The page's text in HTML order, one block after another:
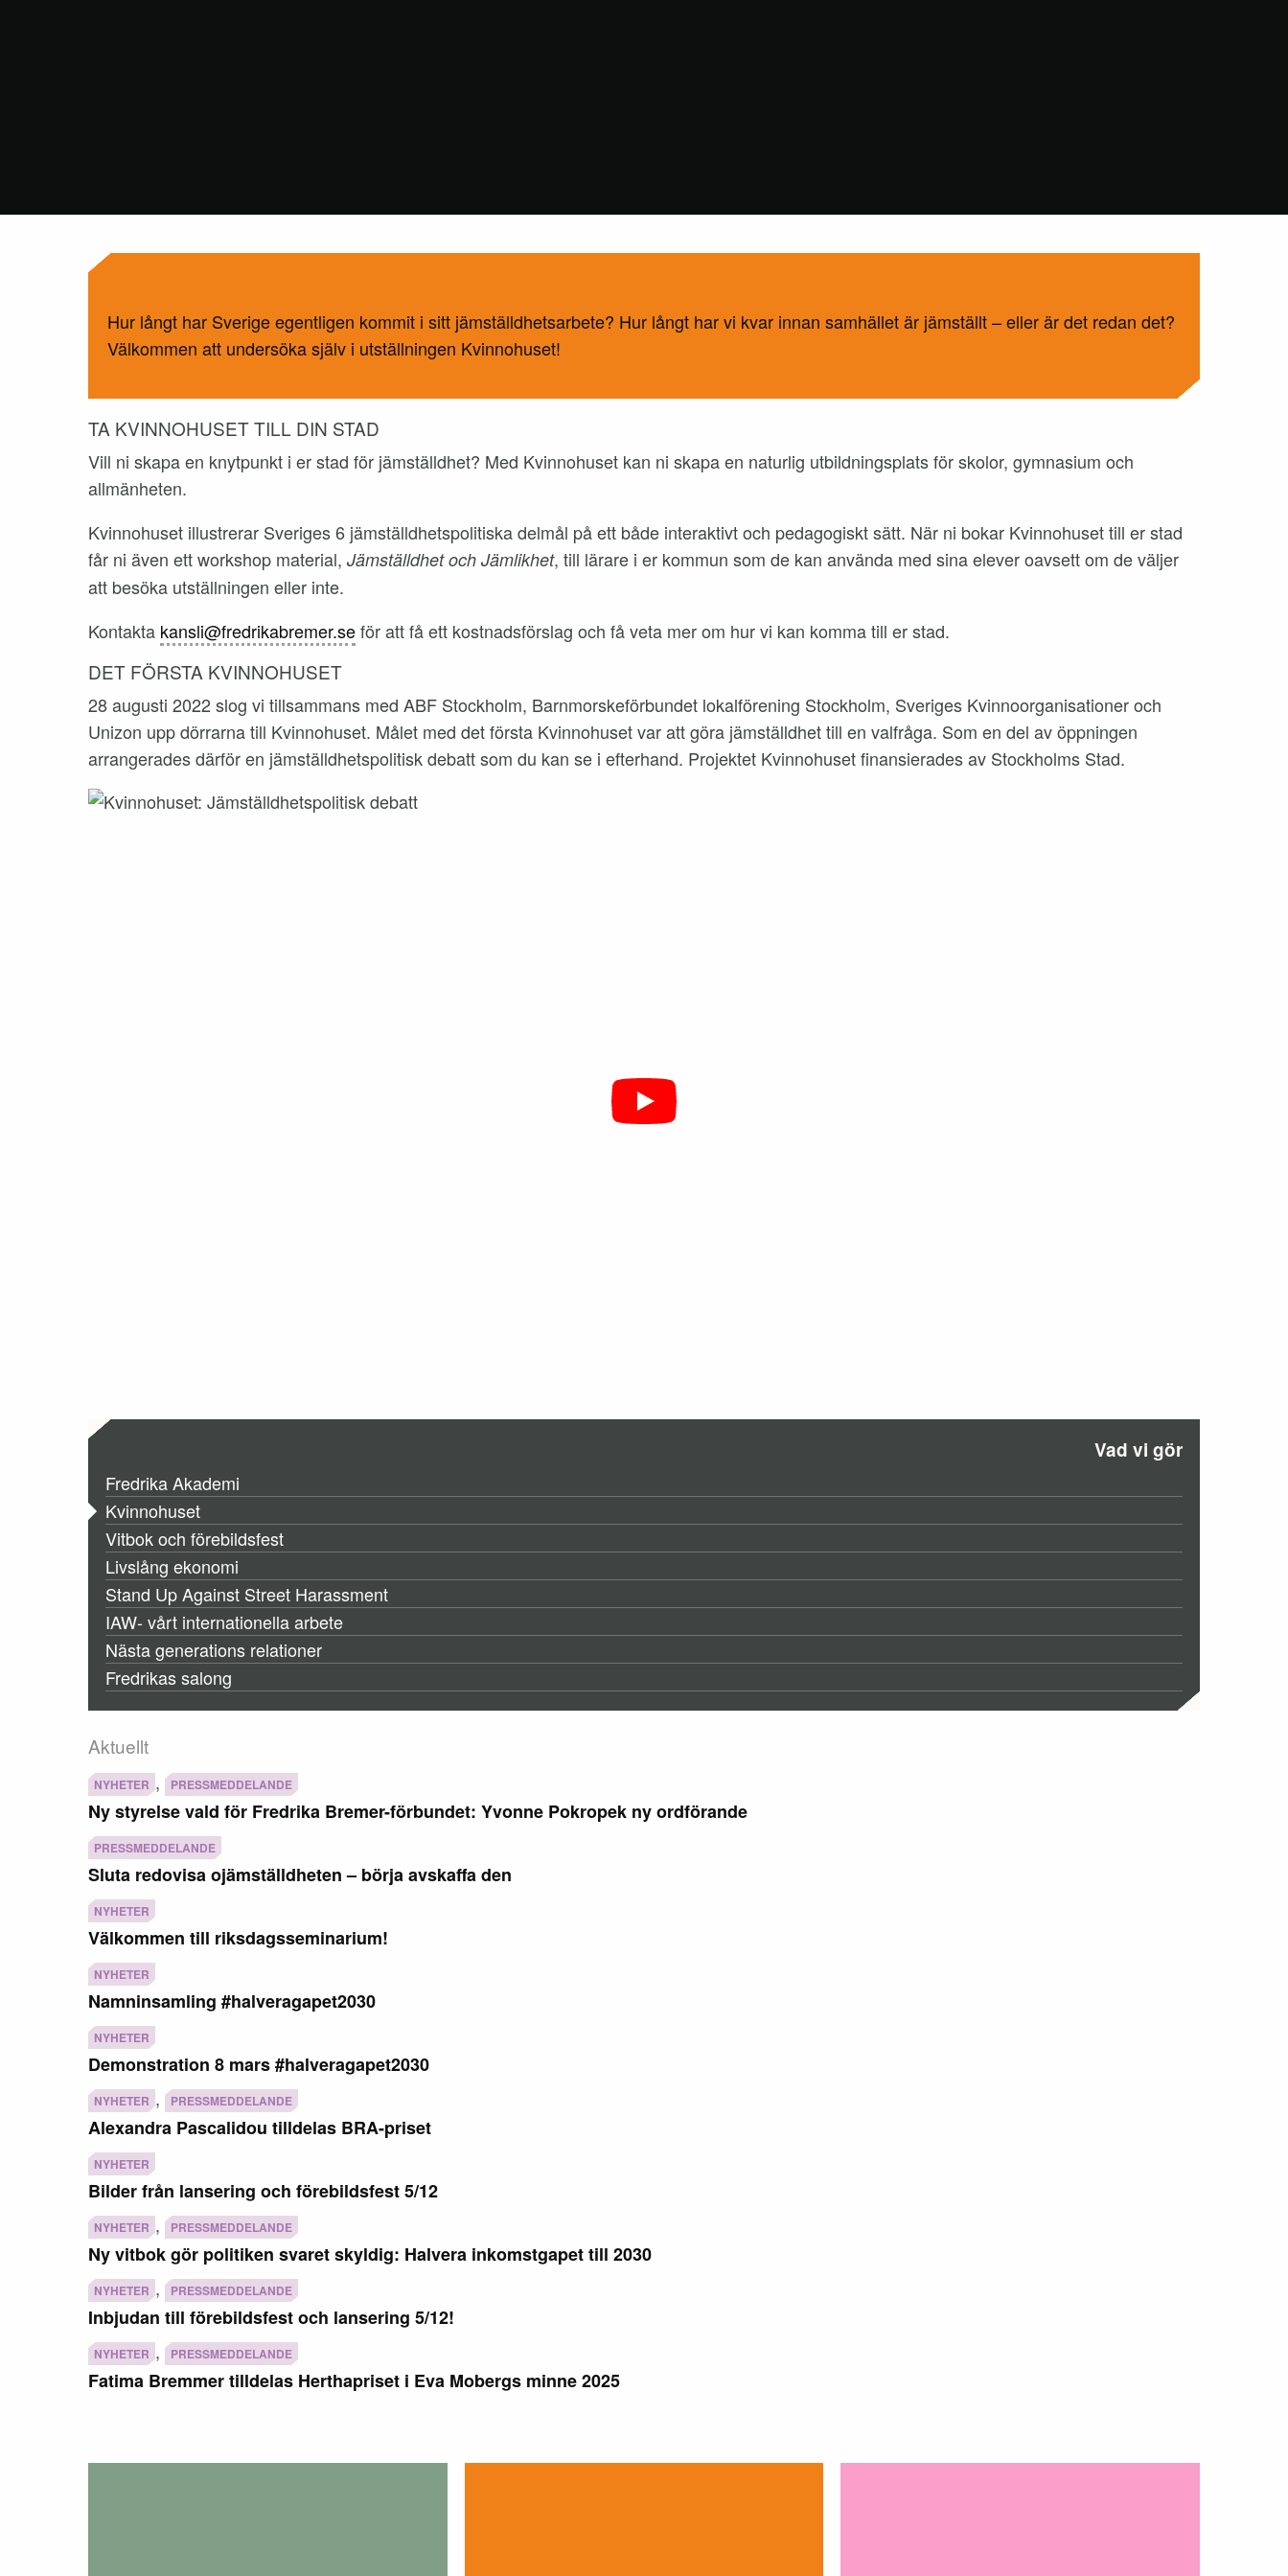
Hur långt har Sverige egentligen kommit i sitt jämställdhetsarbete? Hur långt har vi kvar innan samhället är jämställt – eller är det redan det?
Välkommen att undersöka själv i utställningen Kvinnohuset!
TA KVINNOHUSET TILL DIN STAD
Vill ni skapa en knytpunkt i er stad för jämställdhet? Med Kvinnohuset kan ni skapa en naturlig utbildningsplats för skolor, gymnasium och
allmänheten.
Kvinnohuset illustrerar Sveriges 6 jämställdhetspolitiska delmål på ett både interaktivt och pedagogiskt sätt. När ni bokar Kvinnohuset till er stad
får ni även ett workshop material, Jämställdhet och Jämlikhet, till lärare i er kommun som de kan använda med sina elever oavsett om de väljer
att besöka utställningen eller inte.
Kontakta kansli@fredrikabremer.seför att få ett kostnadsförslag och få veta mer om hur vi kan komma till er stad.
DET FÖRSTA KVINNOHUSET
28 augusti 2022 slog vi tillsammans med ABF Stockholm, Barnmorskeförbundet lokalförening Stockholm, Sveriges Kvinnoorganisationer och
Unizon upp dörrarna till Kvinnohuset. Målet med det första Kvinnohuset var att göra jämställdhet till en valfråga. Som en del av öppningen
arrangerades därför en jämställdhetspolitisk debatt som du kan se i efterhand. Projektet Kvinnohuset finansierades av Stockholms Stad.
Vad vi gör
Fredrika Akademi
Kvinnohuset
Vitbok och förebildsfest
Livslång ekonomi
Stand Up Against Street Harassment
IAW- vårt internationella arbete
Nästa generations relationer
Fredrikas salong
Aktuellt
NYHETER , PRESSMEDDELANDE
Ny styrelse vald för Fredrika Bremer-förbundet: Yvonne Pokropek ny ordförande
PRESSMEDDELANDE
Sluta redovisa ojämställdheten – börja avskaffa den
NYHETER
Välkommen till riksdagsseminarium!
NYHETER
Namninsamling #halveragapet2030
NYHETER
Demonstration 8 mars #halveragapet2030
NYHETER , PRESSMEDDELANDE
Alexandra Pascalidou tilldelas BRA-priset
NYHETER
Bilder från lansering och förebildsfest 5/12
NYHETER , PRESSMEDDELANDE
Ny vitbok gör politiken svaret skyldig: Halvera inkomstgapet till 2030
NYHETER , PRESSMEDDELANDE
Inbjudan till förebildsfest och lansering 5/12!
NYHETER , PRESSMEDDELANDE
Fatima Bremmer tilldelas Herthapriset i Eva Mobergs minne 2025